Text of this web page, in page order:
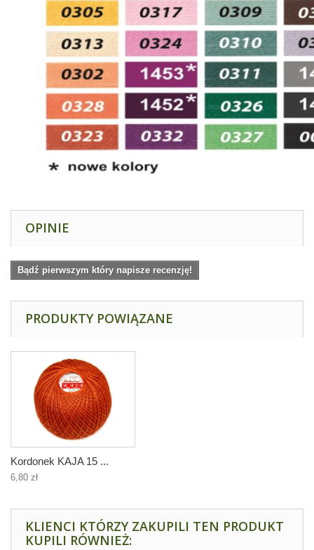
OPINIE
Bądź pierwszym który napisze recenzję!
PRODUKTY POWIĄZANE
Kordonek KAJA 15 ...
6,80 zł
KLIENCI KTÓRZY ZAKUPILI TEN PRODUKT
KUPILI RÓWNIEŻ: